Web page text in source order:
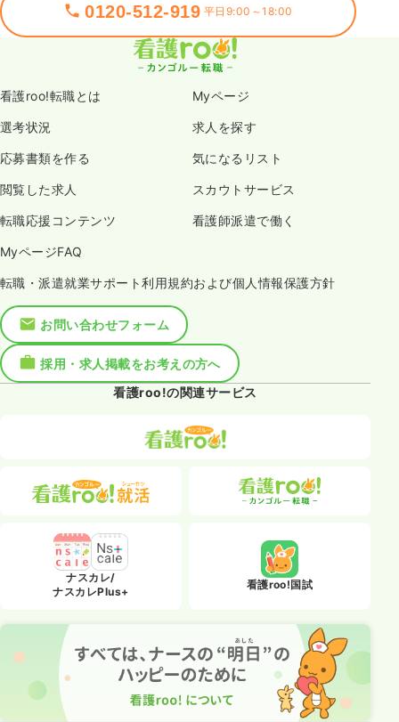
0120-512-919 平日9:00～18:00
看護roo!転職とは Myページ
選考状況 求人を探す
応募書類を作る 気になるリスト
閲覧した求人 スカウトサービス
転職応援コンテンツ 看護師派遣で働く
MyページFAQ
転職・派遣就業サポート利用規約および個人情報保護方針
お問い合わせフォーム
採用・求人掲載をお考えの方へ
看護roo!の関連サービス
ナスカレ/
ナスカレPlus+
看護roo!国試